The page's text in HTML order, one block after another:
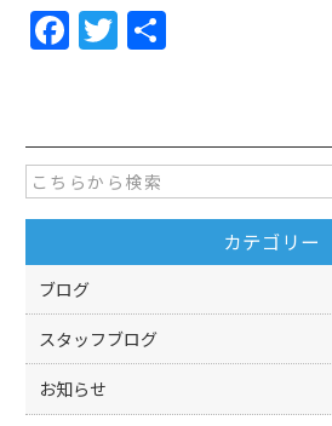
F
a
e
b
o
o
k
T
w
er
カテゴリー
ブログ
スタッフブログ
お知らせ